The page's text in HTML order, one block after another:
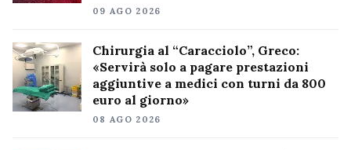
09 AGO 2026
Chirurgia al “Caracciolo”, Greco:
«Servirà solo a pagare prestazioni
aggiuntive a medici con turni da 800
euro al giorno»
08 AGO 2026